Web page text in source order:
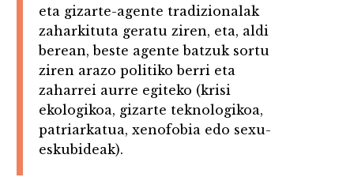
eta gizarte-agente tradizionalak
zaharkituta geratu ziren, eta, aldi
berean, beste agente batzuk sortu
ziren arazo politiko berri eta
zaharrei aurre egiteko (krisi
ekologikoa, gizarte teknologikoa,
patriarkatua, xenofobia edo sexu-
eskubideak).